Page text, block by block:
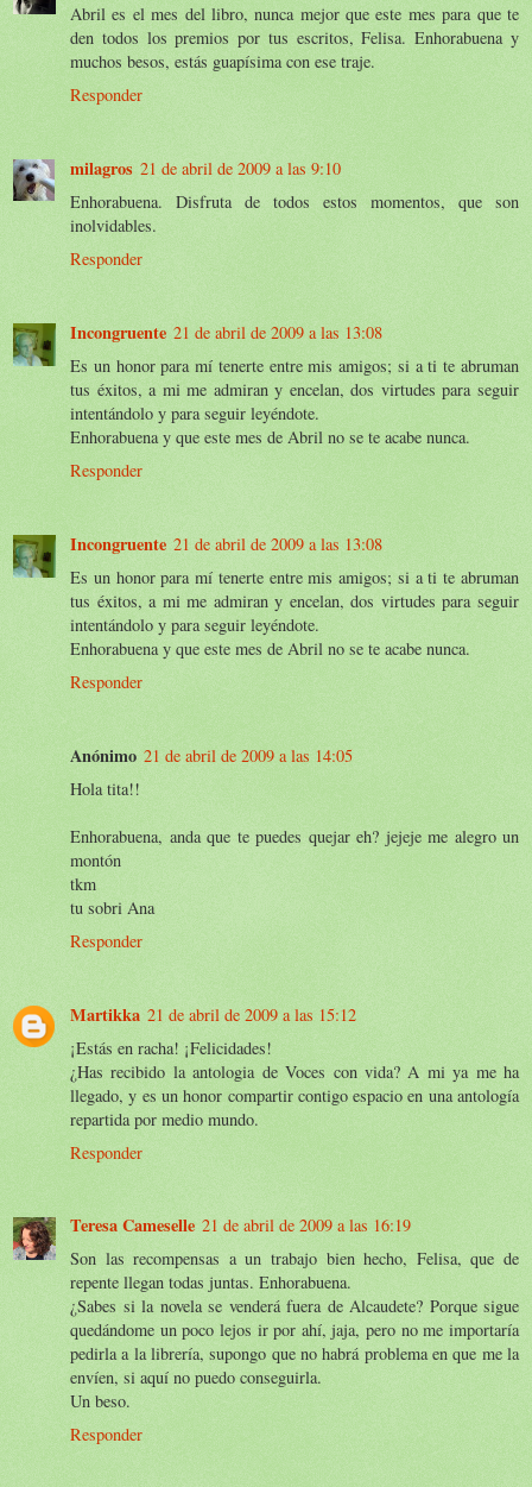
Abril es el mes del libro, nunca mejor que este mes para que te
den todos los premios por tus escritos, Felisa. Enhorabuena y
muchos besos, estás guapísima con ese traje.
Responder
milagros 21 de abril de 2009 a las 9:10
Enhorabuena. Disfruta de todos estos momentos, que son
inolvidables.
Responder
Incongruente 21 de abril de 2009 a las 13:08
Es un honor para mí tenerte entre mis amigos; si a ti te abruman
tus éxitos, a mi me admiran y encelan, dos virtudes para seguir
intentándolo y para seguir leyéndote.
Enhorabuena y que este mes de Abril no se te acabe nunca.
Responder
Incongruente 21 de abril de 2009 a las 13:08
Es un honor para mí tenerte entre mis amigos; si a ti te abruman
tus éxitos, a mi me admiran y encelan, dos virtudes para seguir
intentándolo y para seguir leyéndote.
Enhorabuena y que este mes de Abril no se te acabe nunca.
Responder
Anónimo 21 de abril de 2009 a las 14:05
Hola tita!!
Enhorabuena, anda que te puedes quejar eh? jejeje me alegro un
montón
tkm
tu sobri Ana
Responder
Martikka 21 de abril de 2009 a las 15:12
¡Estás en racha! ¡Felicidades!
¿Has recibido la antologia de Voces con vida? A mi ya me ha
llegado, y es un honor compartir contigo espacio en una antología
repartida por medio mundo.
Responder
Teresa Cameselle 21 de abril de 2009 a las 16:19
Son las recompensas a un trabajo bien hecho, Felisa, que de
repente llegan todas juntas. Enhorabuena.
¿Sabes si la novela se venderá fuera de Alcaudete? Porque sigue
quedándome un poco lejos ir por ahí, jaja, pero no me importaría
pedirla a la librería, supongo que no habrá problema en que me la
envíen, si aquí no puedo conseguirla.
Un beso.
Responder